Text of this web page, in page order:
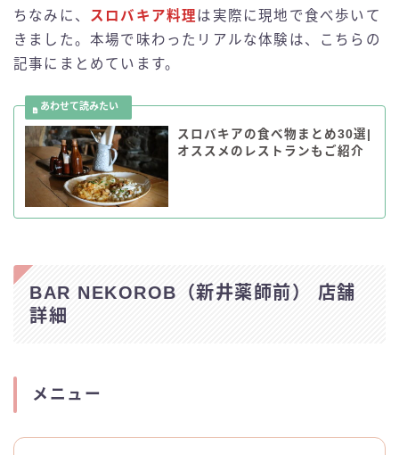
ちなみに、 スロバキア料理は実際に現地で食べ歩いて
きました。本場で味わったリアルな体験は、こちらの
記事にまとめています。
スロバキアの食べ物まとめ30選|
オススメのレストランもご紹介
BAR NEKOROB（新井薬師前） 店舗
詳細
メニュー